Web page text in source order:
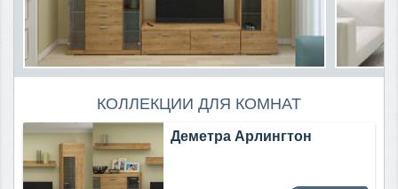
КОЛЛЕКЦИИ ДЛЯ КОМНАТ
Деметра Арлингтон